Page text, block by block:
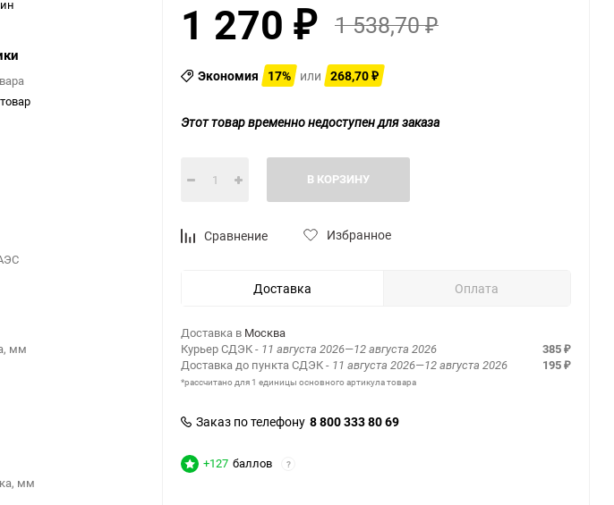
мм
мм
1 270 ₽ 1 538,70₽
Экономия 17% или 268,70 ₽
Этот товар временно недоступен для заказа
В КОРЗИНУ
Сравнение Избранное
Доставка Оплата
Доставка в Москва
Курьер СДЭК- 11 августа 2026—12 августа 2026 385 ₽
Доставка до пункта СДЭК- 11 августа 2026—12 августа 2026 195 ₽
*рассчитано для 1 единицы основного артикула товара
Заказ по телефону 8 800 333 80 69
+127 баллов ?